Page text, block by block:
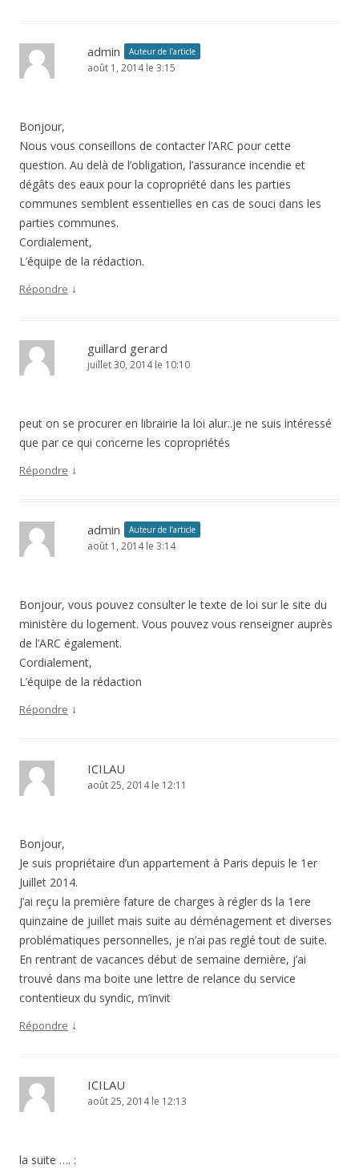
admin Auteur de l’article
août 1, 2014 le 3:15
Bonjour,
Nous vous conseillons de contacter l’ARC pour cette
question. Au delà de l’obligation, l’assurance incendie et
dégâts des eaux pour la copropriété dans les parties
communes semblent essentielles en cas de souci dans les
parties communes.
Cordialement,
L’équipe de la rédaction.
Répondre ↓
guillard gerard
juillet 30, 2014 le 10:10
peut on se procurer en librairie la loi alur..je ne suis intéressé
que par ce qui concerne les copropriétés
Répondre ↓
admin Auteur de l’article
août 1, 2014 le 3:14
Bonjour, vous pouvez consulter le texte de loi sur le site du
ministère du logement. Vous pouvez vous renseigner auprès
de l’ARC également.
Cordialement,
L’équipe de la rédaction
Répondre ↓
ICILAU
août 25, 2014 le 12:11
Bonjour,
Je suis propriétaire d’un appartement à Paris depuis le 1er
Juillet 2014.
J’ai reçu la première fature de charges à régler ds la 1ere
quinzaine de juillet mais suite au déménagement et diverses
problématiques personnelles, je n’ai pas reglé tout de suite.
En rentrant de vacances début de semaine dernière, j’ai
trouvé dans ma boite une lettre de relance du service
contentieux du syndic, m’invit
Répondre ↓
ICILAU
août 25, 2014 le 12:13
la suite …. :